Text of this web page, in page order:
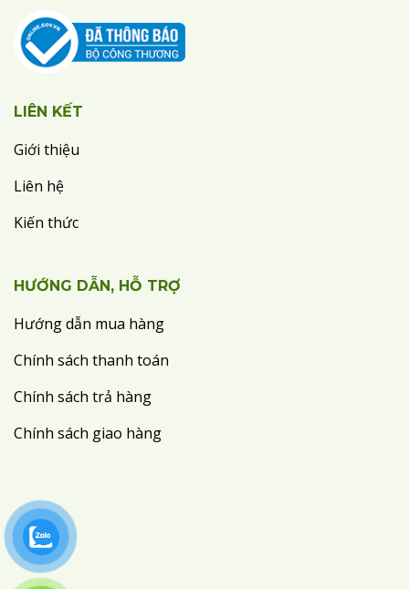
LIÊN KẾT
Giới thiệu
Liên hệ
Kiến thức
HƯỚNG DẪN, HỖ TRỢ
Hướng dẫn mua hàng
Chính sách thanh toán
Chính sách trả hàng
Chính sách giao hàng